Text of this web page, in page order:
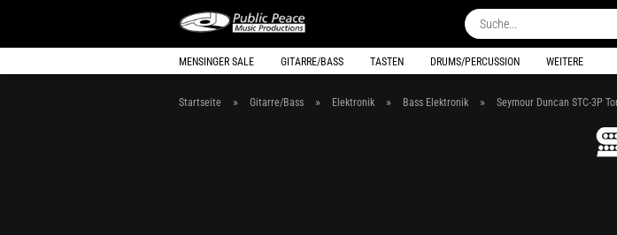
MENSINGER SALE GITARRE/BASS TASTEN DRUMS/PERCUSSION WEITERE
Startseite » Gitarre/Bass » Elektronik » Bass Elektronik » Seymour Duncan STC-3P